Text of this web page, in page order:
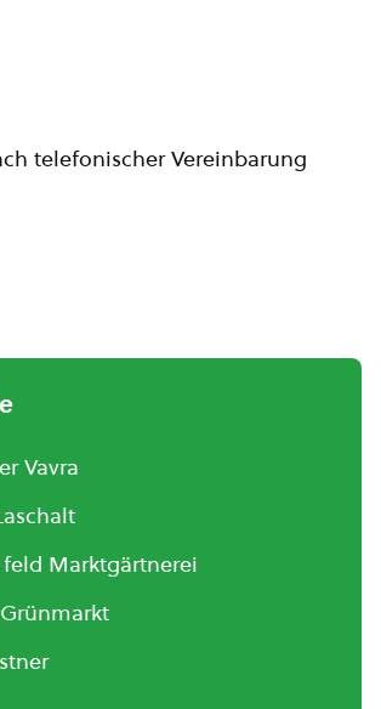
telefonischer Vereinbarung
Vavra
Marktgärtnerei